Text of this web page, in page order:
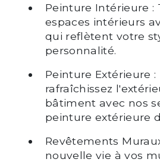
Peinture Intérieure :
espaces intérieurs
qui reflètent votre
personnalité.
Peinture Extérieure :
rafraîchissez
bâtiment avec nos
peinture extérieure
Revêtements
nouvelle vie à vos